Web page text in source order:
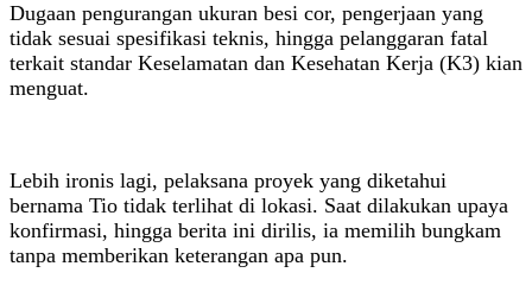
Dugaan pengurangan ukuran besi cor, pengerjaan yang
tidak sesuai spesifikasi teknis, hingga pelanggaran fatal
terkait standar Keselamatan dan Kesehatan Kerja (K3) kian
menguat.
Lebih ironis lagi, pelaksana proyek yang diketahui
bernama Tio tidak terlihat di lokasi. Saat dilakukan upaya
konfirmasi, hingga berita ini dirilis, ia memilih bungkam
tanpa memberikan keterangan apa pun.